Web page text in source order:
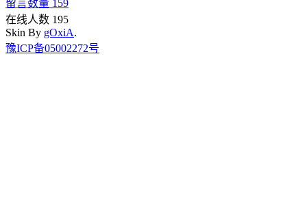
留言数量 159
在线人数 195
Skin By gOxiA.
豫ICP备05002272号